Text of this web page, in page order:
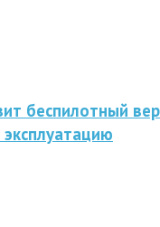
беспилотный